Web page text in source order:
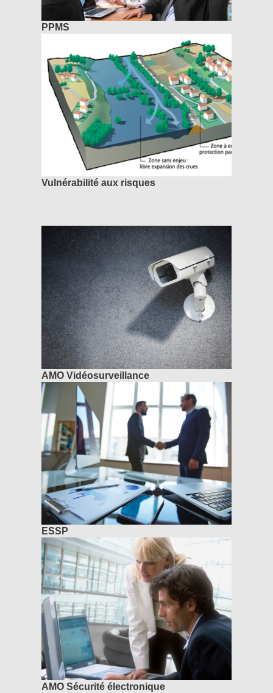
PPMS
Vulnérabilité aux risques
AMO Vidéosurveillance
ESSP
AMO Sécurité électronique